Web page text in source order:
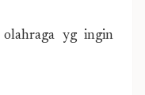
yg ingin